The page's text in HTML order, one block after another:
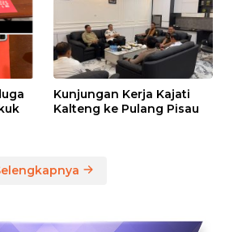
Kunjungan Kerja Kajati
Kalteng ke Pulang Pisau